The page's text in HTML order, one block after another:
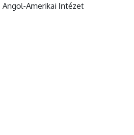
Angol-Amerikai Intézet